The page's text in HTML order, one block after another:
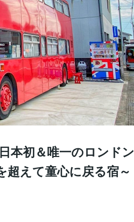
本初＆唯一のロンドン
えて童心に戻る宿～